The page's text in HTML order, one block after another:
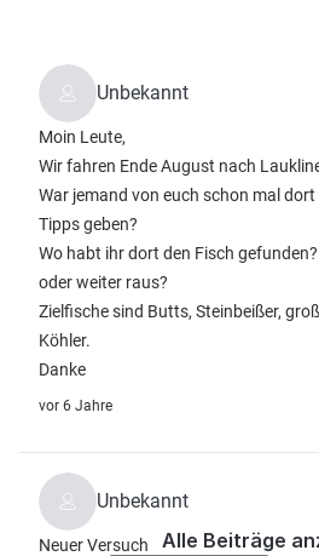
Unbekannt
Moin Leute,
Wir fahren Ende August nach
War jemand von euch schon mal
Tipps geben?
Wo habt ihr dort den Fisch
oder weiter raus?
Zielfische sind Butts, Steinbeißer,
Köhler.
Danke
vor 6 Jahre
Unbekannt
Neuer Versuch Alle Beiträge